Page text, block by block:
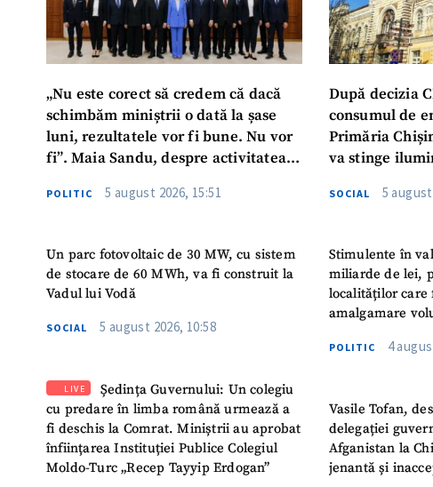
„Nu este corect să credem că dacă
schimbăm miniștrii o dată la șase
luni, rezultatele vor fi bune. Nu vor
fi”. Maia Sandu, despre activitatea
POLITIC 5 august 2026, 15:51
Un parc fotovoltaic de 30 MW, cu sistem
de stocare de 60 MWh, va fi construit la
Vadul lui Vodă
SOCIAL 5 august 2026, 10:58
LIVE
Ședința Guvernului: Un colegiu
cu predare în limba română urmează a
fi deschis la Comrat. Miniștrii au aprobat
înființarea Instituției Publice Colegiul
Moldo-Turc „Recep Tayyip Erdogan”
După decizia
consumul de
Primăria
va stinge
SOCIAL 5
Stimulente în
miliarde de lei,
localităților care
amalgamare
POLITIC 4
Vasile Tofan,
delegației
Afganistan la
jenantă și